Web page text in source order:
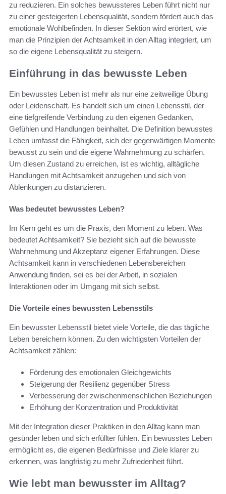
zu reduzieren. Ein solches bewussteres Leben führt nicht nur
zu einer gesteigerten Lebensqualität, sondern fördert auch das
emotionale Wohlbefinden. In dieser Sektion wird erörtert, wie
man die Prinzipien der Achtsamkeit in den Alltag integriert, um
so die eigene Lebensqualität zu steigern.
Einführung in das bewusste Leben
Ein bewusstes Leben ist mehr als nur eine zeitweilige Übung
oder Leidenschaft. Es handelt sich um einen Lebensstil, der
eine tiefgreifende Verbindung zu den eigenen Gedanken,
Gefühlen und Handlungen beinhaltet. Die Definition bewusstes
Leben umfasst die Fähigkeit, sich der gegenwärtigen Momente
bewusst zu sein und die eigene Wahrnehmung zu schärfen.
Um diesen Zustand zu erreichen, ist es wichtig, alltägliche
Handlungen mit Achtsamkeit anzugehen und sich von
Ablenkungen zu distanzieren.
Was bedeutet bewusstes Leben?
Im Kern geht es um die Praxis, den Moment zu leben. Was
bedeutet Achtsamkeit? Sie bezieht sich auf die bewusste
Wahrnehmung und Akzeptanz eigener Erfahrungen. Diese
Achtsamkeit kann in verschiedenen Lebensbereichen
Anwendung finden, sei es bei der Arbeit, in sozialen
Interaktionen oder im Umgang mit sich selbst.
Die Vorteile eines bewussten Lebensstils
Ein bewusster Lebensstil bietet viele Vorteile, die das tägliche
Leben bereichern können. Zu den wichtigsten Vorteilen der
Achtsamkeit zählen:
Förderung des emotionalen Gleichgewichts
Steigerung der Resilienz gegenüber Stress
Verbesserung der zwischenmenschlichen Beziehungen
Erhöhung der Konzentration und Produktivität
Mit der Integration dieser Praktiken in den Alltag kann man
gesünder leben und sich erfüllter fühlen. Ein bewusstes Leben
ermöglicht es, die eigenen Bedürfnisse und Ziele klarer zu
erkennen, was langfristig zu mehr Zufriedenheit führt.
Wie lebt man bewusster im Alltag?